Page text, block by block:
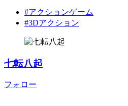
#アクションゲーム
#3Dアクション
七転八起
フォロー